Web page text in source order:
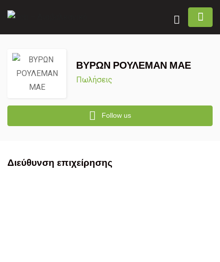
ΒΥΡΩΝ ΡΟΥΛΕΜΑΝ ΜΑΕ
Πωλήσεις
Follow us
Διεύθυνση επιχείρησης